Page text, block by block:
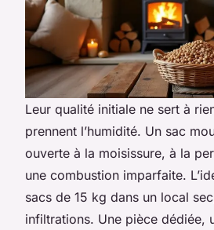
Leur qualité initiale ne sert à
prennent l’humidité. Un sac
ouverte à la moisissure, à la
une combustion imparfaite.
sacs de 15 kg dans un local
infiltrations. Une pièce dédiée,